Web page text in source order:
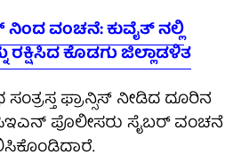
ವಂಚನೆ: ಕುವೈತ್ ನಲ್ಲಿ
ಕೊಡಗು ಜಿಲ್ಲಾಡಳಿತ
ಫ್ರಾನ್ಸಿಸ್ ನೀಡಿದ ದೂರಿನ
ಪೊಲೀಸರು ಸೈಬರ್ ವಂಚನೆ